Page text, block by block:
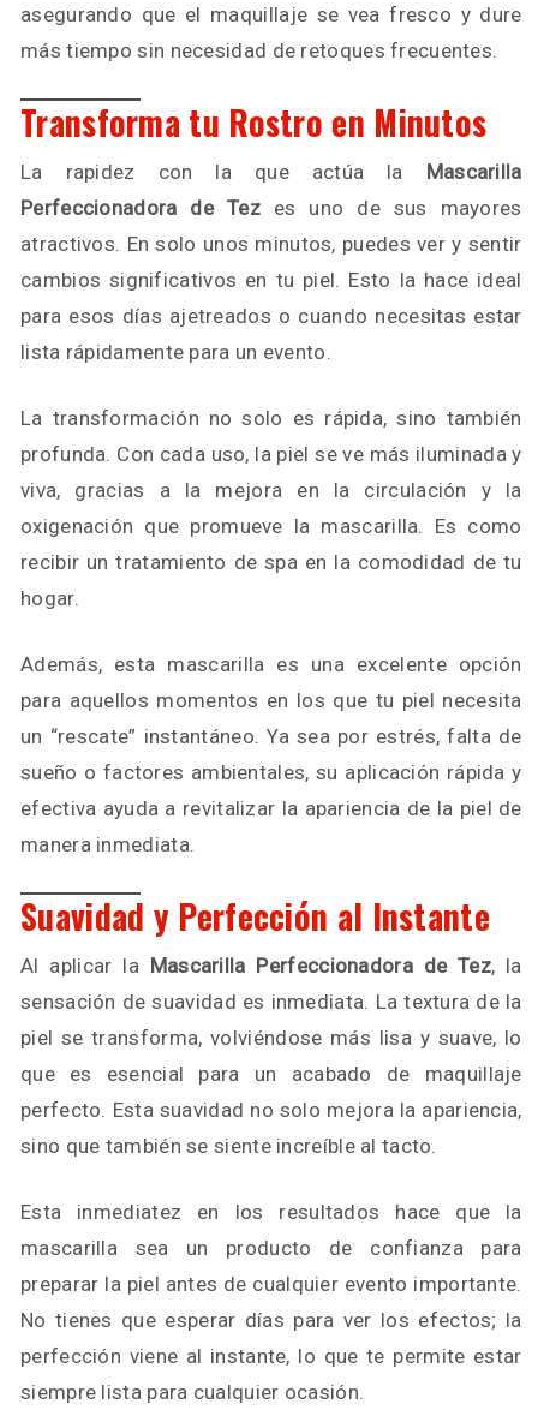
asegurando que el maquillaje se vea fresco y dure
más tiempo sin necesidad de retoques frecuentes.
Transforma tu Rostro en Minutos
La rapidez con la que actúa la
Mascarilla
Perfeccionadora de Tezes uno de sus mayores
atractivos. En solo unos minutos, puedes ver y sentir
cambios significativos en tu piel. Esto la hace ideal
para esos días ajetreados o cuando necesitas estar
lista rápidamente para un evento.
La transformación no solo es rápida, sino también
profunda. Con cada uso, la piel se ve más iluminada y
viva, gracias a la mejora en la circulación y la
oxigenación que promueve la mascarilla. Es como
recibir un tratamiento de spa en la comodidad de tu
hogar.
Además, esta mascarilla es una excelente opción
para aquellos momentos en los que tu piel necesita
un “rescate” instantáneo. Ya sea por estrés, falta de
sueño o factores ambientales, su aplicación rápida y
efectiva ayuda a revitalizar la apariencia de la piel de
manera inmediata.
Suavidad y Perfección al Instante
Al aplicar la Mascarilla Perfeccionadora de Tez, la
sensación de suavidad es inmediata. La textura de la
piel se transforma, volviéndose más lisa y suave, lo
que es esencial para un acabado de maquillaje
perfecto. Esta suavidad no solo mejora la apariencia,
sino que también se siente increíble al tacto.
Esta inmediatez en los resultados hace que la
mascarilla sea un producto de confianza para
preparar la piel antes de cualquier evento importante.
No tienes que esperar días para ver los efectos; la
perfección viene al instante, lo que te permite estar
siempre lista para cualquier ocasión.